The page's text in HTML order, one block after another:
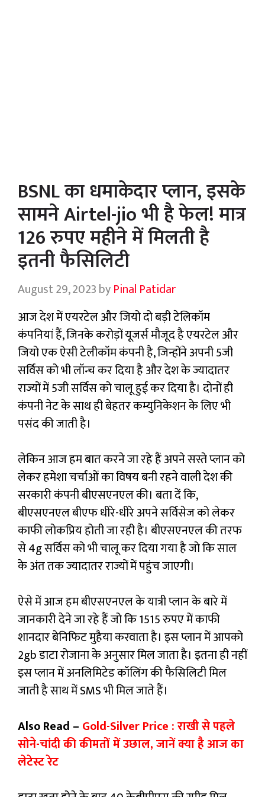
BSNL का धमाकेदार प्लान, इसके
सामने Airtel-jio भी है फेल! मात्र
126 रुपए महीने में मिलती है
इतनी फैसिलिटी
August 29, 2023byPinal Patidar
आज देश में एयरटेल और जियो दो बड़ी टेलिकॉम
कंपनियां हैं, जिनके करोड़ों यूजर्स मौजूद है एयरटेल और
जियो एक ऐसी टेलीकॉम कंपनी है, जिन्होंने अपनी 5जी
सर्विस को भी लॉन्च कर दिया है और देश के ज्यादातर
राज्यों में 5जी सर्विस को चालू हुई कर दिया है। दोनों ही
कंपनी नेट के साथ ही बेहतर कम्युनिकेशन के लिए भी
पसंद की जाती है।
लेकिन आज हम बात करने जा रहे हैं अपने सस्ते प्लान को
लेकर हमेशा चर्चाओं का विषय बनी रहने वाली देश की
सरकारी कंपनी बीएसएनएल की। बता दें कि,
बीएसएनएल बीएफ धीरे-धीरे अपने सर्विसेज को लेकर
काफी लोकप्रिय होती जा रही है। बीएसएनएल की तरफ
से 4g सर्विस को भी चालू कर दिया गया है जो कि साल
के अंत तक ज्यादातर राज्यों में पहुंच जाएगी।
ऐसे में आज हम बीएसएनएल के यात्री प्लान के बारे में
जानकारी देने जा रहे हैं जो कि 1515 रुपए में काफी
शानदार बेनिफिट मुहैया करवाता है। इस प्लान में आपको
2gb डाटा रोजाना के अनुसार मिल जाता है। इतना ही नहीं
इस प्लान में अनलिमिटेड कॉलिंग की फैसिलिटी मिल
जाती है साथ में SMS भी मिल जाते हैं।
Also Read – Gold-Silver Price : राखी से पहले
सोने-चांदी की कीमतों में उछाल, जानें क्या है आज का
लेटेस्ट रेट